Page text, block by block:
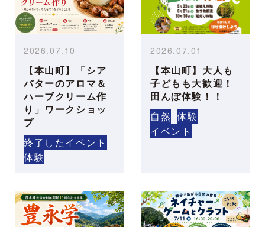
【本山町】「シア
バターのアロマ＆
ハーブクリーム作
り」ワークショッ
プ
2026.07.10
終了したイベント
体験
【本山町】大人も
子どもも大歓迎！
田んぼ体験！！
2026.07.01
自然 体験
イベント